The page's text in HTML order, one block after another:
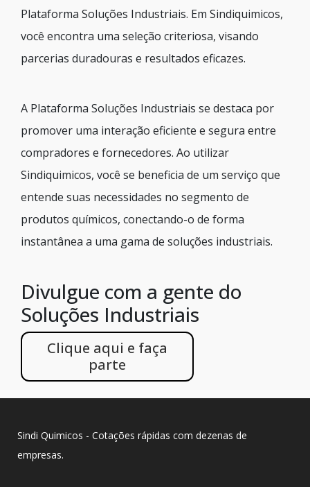
Plataforma Soluções Industriais. Em Sindiquimicos,
você encontra uma seleção criteriosa, visando
parcerias duradouras e resultados eficazes.
A Plataforma Soluções Industriais se destaca por
promover uma interação eficiente e segura entre
compradores e fornecedores. Ao utilizar
Sindiquimicos, você se beneficia de um serviço que
entende suas necessidades no segmento de
produtos químicos, conectando-o de forma
instantânea a uma gama de soluções industriais.
Divulgue com a gente do
Soluções Industriais
Clique aqui e faça
parte
Sindi Quimicos - Cotações rápidas com dezenas de
empresas.